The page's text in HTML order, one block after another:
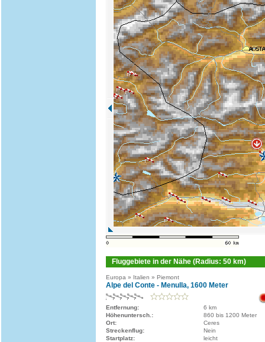
Fluggebiete in der Nähe (Radius: 50 km)
Europa » Italien » Piemont
Alpe del Conte - Menulla, 1600 Meter
Entfernung:
6 km
Höhenuntersch.:
860 bis 1200 Meter
Ort:
Ceres
Streckenflug:
Nein
Startplatz:
leicht